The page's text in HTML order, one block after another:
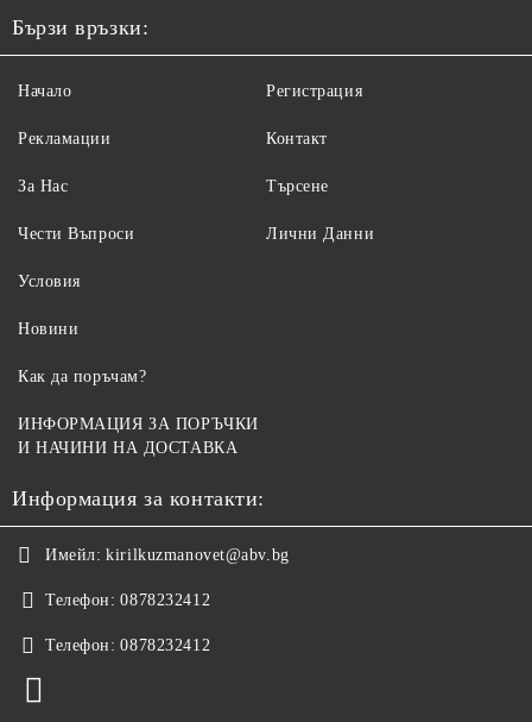
Бързи връзки:
Начало
Рекламации
За Нас
Чести Въпроси
Регистрация
Контакт
Търсене
Лични Данни
Условия
Новини
Как да поръчам?
ИНФОРМАЦИЯ ЗА ПОРЪЧКИ
И НАЧИНИ НА ДОСТАВКА
Информация за контакти:
Имейл: kirilkuzmanovet@abv.bg
Телефон: 0878232412
Телефон: 0878232412